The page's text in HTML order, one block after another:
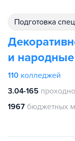
подготовка
и
110 колледжей
3.04-165
1967 бюджетных